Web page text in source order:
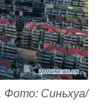
Фото: Синьхуа/